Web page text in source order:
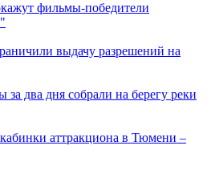
фильмы-победители
выдачу разрешений на
два дня собрали на берегу реки
аттракциона в Тюмени –